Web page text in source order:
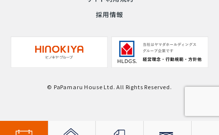
採用情報
© PaPamaru House Ltd. All Rights Reserved.